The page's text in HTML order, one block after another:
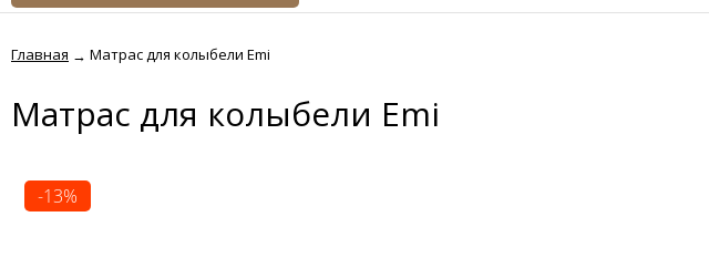
Главная → Матрас для колыбели Emi
Матрас для колыбели Emi
-13%